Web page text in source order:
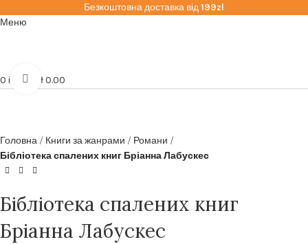
Безкоштовна доставка від199zl
Меню
0 items zł0.00
Click to enlarge
Головна Книги за жанрами
Романи
Бібліотека спалених книг Бріанна Лабускес
Бібліотека спалених книг
Бріанна Лабускес